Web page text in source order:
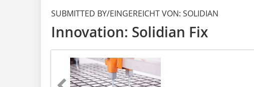
SUBMITTED BY/EINGEREICHT VON: SOLIDIAN
Innovation: Solidian Fix